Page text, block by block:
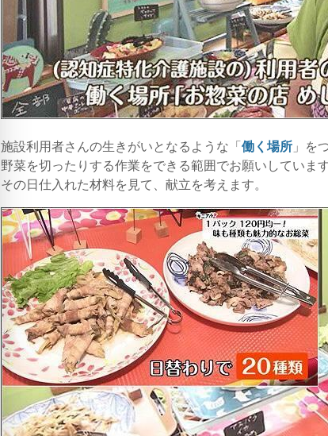
施設利用者さんの生きがいとなるような「 働く場所 」を
野菜を切ったりする作業をできる範囲でお願いしています
その日仕入れた材料を見て、献立を考えます。